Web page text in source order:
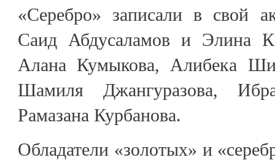
«Серебро» записали в свой
Саид Абдусаламов и Элина
Алана Кумыкова, Алибека
Шамиля Джангуразова,
Рамазана Курбанова.
Обладатели «золотых» и